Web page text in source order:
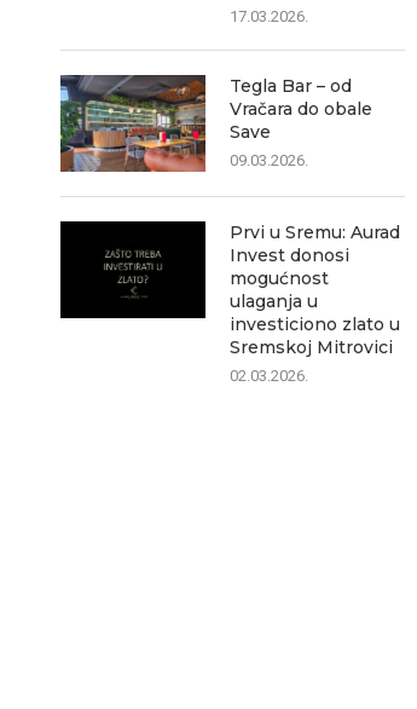
17.03.2026.
Tegla Bar – od
Vračara do obale
Save
09.03.2026.
Prvi u Sremu: Aurad
Invest donosi
mogućnost
ulaganja u
investiciono zlato u
Sremskoj Mitrovici
02.03.2026.